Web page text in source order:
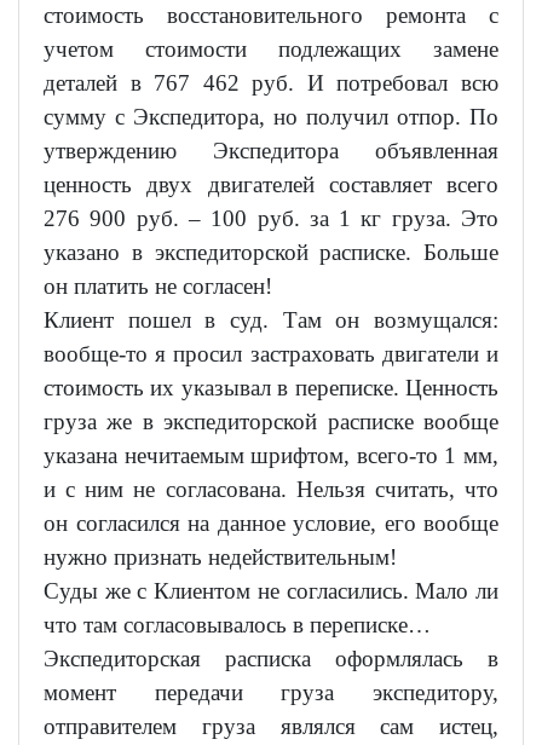
стоимость восстановительного ремонта с
учетом стоимости подлежащих замене
деталей в 767 462 руб. И потребовал всю
сумму с Экспедитора, но получил отпор. По
утверждению Экспедитора объявленная
ценность двух двигателей составляет всего
276 900 руб. – 100 руб. за 1 кг груза. Это
указано в экспедиторской расписке. Больше
он платить не согласен!
Клиент пошел в суд. Там он возмущался:
вообще-то я просил застраховать двигатели и
стоимость их указывал в переписке. Ценность
груза же в экспедиторской расписке вообще
указана нечитаемым шрифтом, всего-то 1 мм,
и с ним не согласована. Нельзя считать, что
он согласился на данное условие, его вообще
нужно признать недействительным!
Суды же с Клиентом не согласились. Мало ли
что там согласовывалось в переписке…
Экспедиторская расписка оформлялась в
момент передачи груза экспедитору,
отправителем груза являлся сам истец,